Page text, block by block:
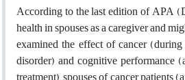
According to the last edition of APA
health in spouses as a caregiver and
examined the effect of cancer
disorder) and cognitive performance